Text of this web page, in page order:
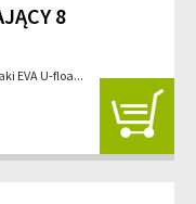
8
EVA U-floa...